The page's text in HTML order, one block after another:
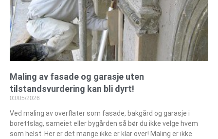
Maling av fasade og garasje uten
tilstandsvurdering kan bli dyrt!
03/05/2026
Ved maling av overflater som fasade, bakgård og garasje i
borettslag, sameiet eller bygården så bør du ikke velge hvem
som helst. Her er det mange ikke er klar over! Maling er ikke